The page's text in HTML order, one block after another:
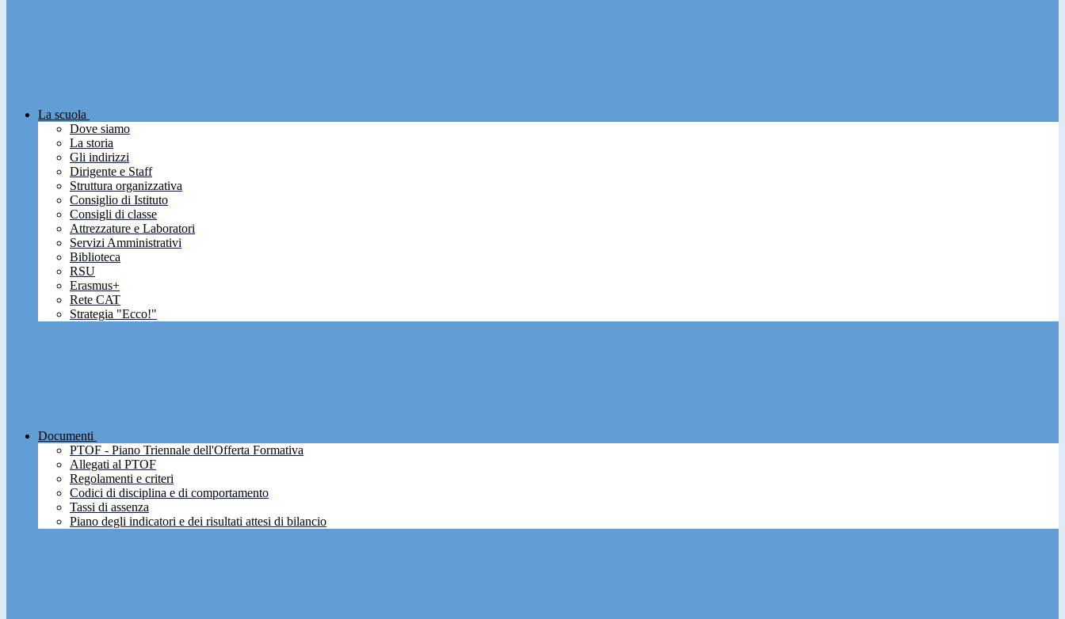
La scuola
Dove siamo
La storia
Gli indirizzi
Dirigente e Staff
Struttura organizzativa
Consiglio di Istituto
Consigli di classe
Attrezzature e Laboratori
Servizi Amministrativi
Biblioteca
RSU
Erasmus+
Rete CAT
Strategia "Ecco!"
Documenti
PTOF - Piano Triennale dell'Offerta Formativa
Allegati al PTOF
Regolamenti e criteri
Codici di disciplina e di comportamento
Tassi di assenza
Piano degli indicatori e dei risultati attesi di bilancio